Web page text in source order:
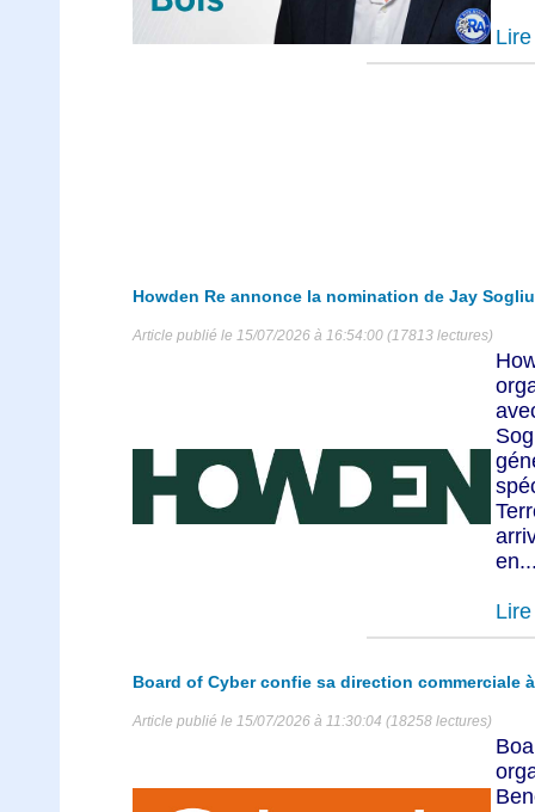
Howden Re annonce la nomination de Jay
Article publié le 15/07/2026 à 16:54:00 (17813 lectures)
Board of Cyber confie sa direction commerciale
Article publié le 15/07/2026 à 11:30:04 (18258 lectures)